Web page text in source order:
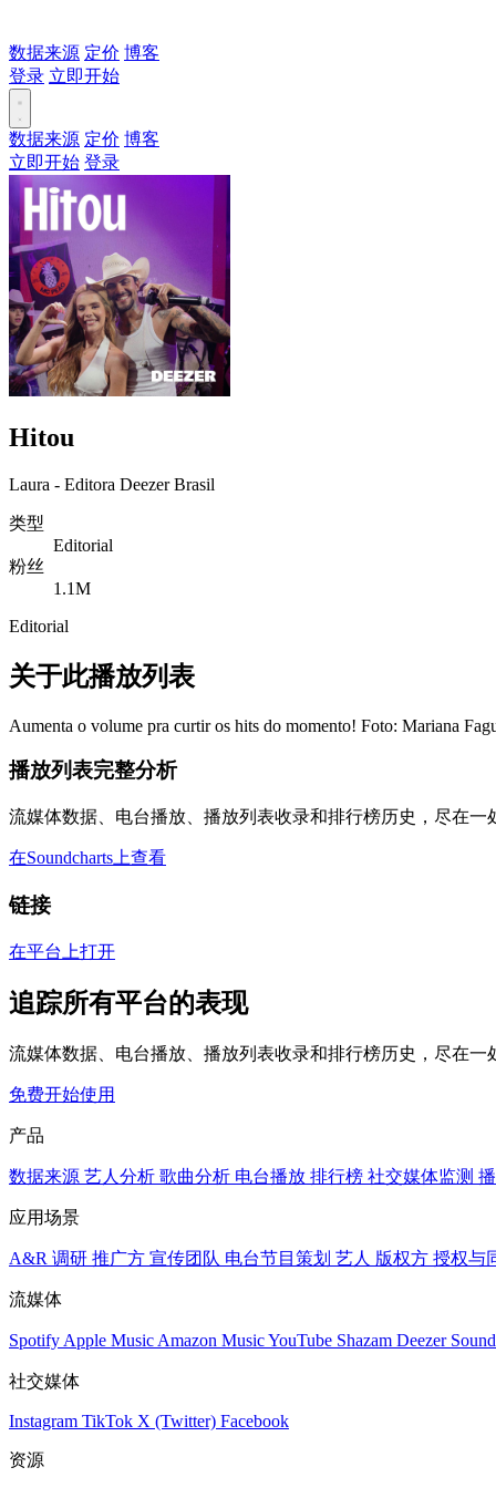
数据来源 定价 博客
登录 立即开始
数据来源 定价 博客
立即开始 登录
Hitou
Laura - Editora Deezer Brasil
类型
Editorial
粉丝
1.1M
Editorial
关于此播放列表
Aumenta o volume pra curtir os hits do momento! Foto: Mariana
播放列表完整分析
流媒体数据、电台播放、播放列表收录和排行榜历史，尽在一
在Soundcharts上查看
链接
在平台上打开
追踪所有平台的表现
流媒体数据、电台播放、播放列表收录和排行榜历史，尽在一
免费开始使用
产品
数据来源 艺人分析 歌曲分析 电台播放 排行榜 社交媒体监测
应用场景
A&R 调研 推广方 宣传团队 电台节目策划 艺人 版权方 授权与
流媒体
Spotify Apple Music Amazon MusicYouTube Shazam Deezer
社交媒体
Instagram TikTok X (Twitter) Facebook
资源